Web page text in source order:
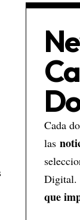
Cada
las
Digital.
que